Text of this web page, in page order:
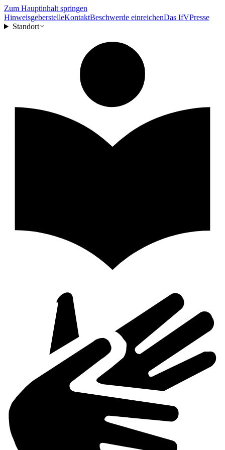
Zum Hauptinhalt springen
HinweisgeberstelleKontaktBeschwerde einreichenDas IfVPresse
Standort